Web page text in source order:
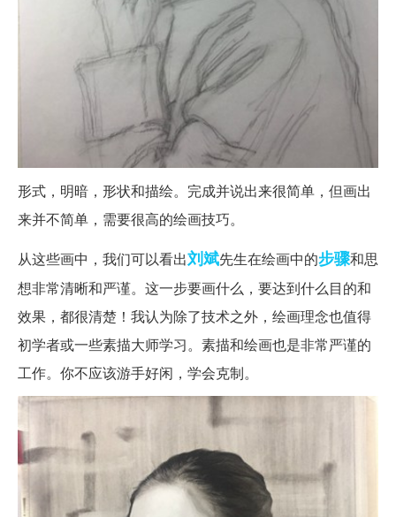
形式，明暗，形状和描绘。完成并说出来很简单，但画出
来并不简单，需要很高的绘画技巧。
从这些画中，我们可以看出刘斌先生在绘画中的步骤和思
想非常清晰和严谨。这一步要画什么，要达到什么目的和
效果，都很清楚！我认为除了技术之外，绘画理念也值得
初学者或一些素描大师学习。素描和绘画也是非常严谨的
工作。你不应该游手好闲，学会克制。